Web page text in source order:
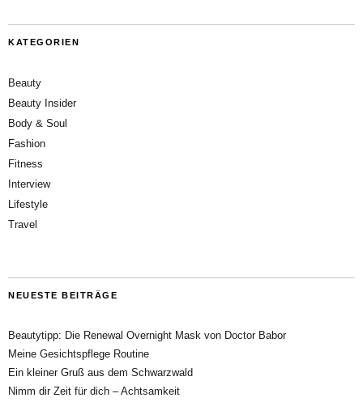
KATEGORIEN
Beauty
Beauty Insider
Body & Soul
Fashion
Fitness
Interview
Lifestyle
Travel
NEUESTE BEITRÄGE
Beautytipp: Die Renewal Overnight Mask von Doctor Babor
Meine Gesichtspflege Routine
Ein kleiner Gruß aus dem Schwarzwald
Nimm dir Zeit für dich – Achtsamkeit